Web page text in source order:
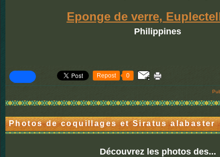
Eponge de verre,
Philippines
Repost 0
Photos de coquillages et Siratus alabaster
Découvrez les photos des...